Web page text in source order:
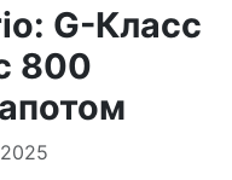
G-Класс
800